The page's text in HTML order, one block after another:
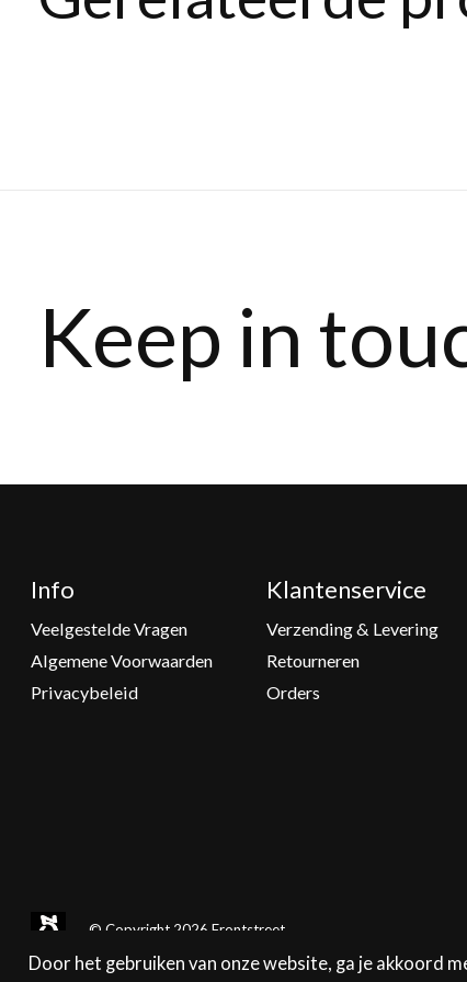
Keep in
Info
Veelgestelde Vragen
Algemene Voorwaarden
Privacybeleid
Klantenservice
Verzending & Levering
Retourneren
Orders
© Copyright 2026 Frontstreet
Door het gebruiken van onze website, ga je akkoord